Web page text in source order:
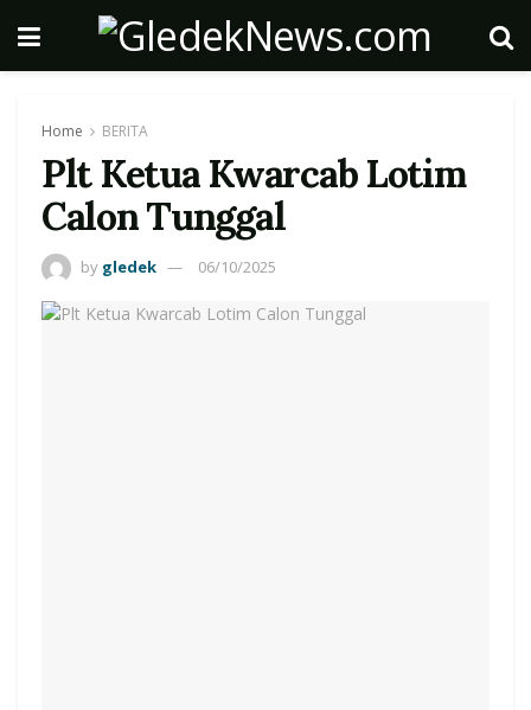
Home BERITA
Plt Ketua Kwarcab Lotim
Calon Tunggal
by gledek 06/10/2025